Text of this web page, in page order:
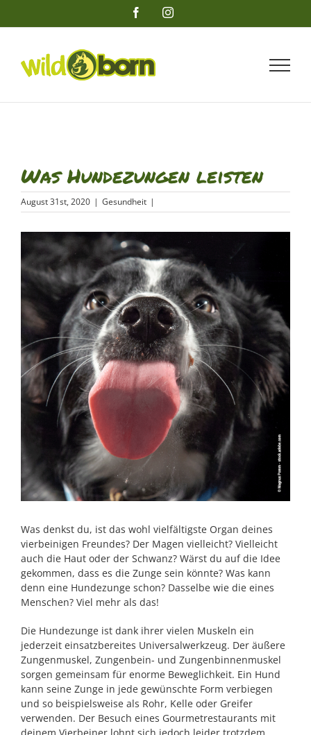
FacebookInstagram
Was Hundezungen leisten
August 31st, 2020 | Gesundheit |
Was denkst du, ist das wohl vielfältigste Organ deines
vierbeinigen Freundes? Der Magen vielleicht? Vielleicht
auch die Haut oder der Schwanz? Wärst du auf die Idee
gekommen, dass es die Zunge sein könnte? Was kann
denn eine Hundezunge schon? Dasselbe wie die eines
Menschen? Viel mehr als das!
Die Hundezunge ist dank ihrer vielen Muskeln ein
jederzeit einsatzbereites Universalwerkzeug. Der äußere
Zungenmuskel, Zungenbein- und Zungenbinnenmuskel
sorgen gemeinsam für enorme Beweglichkeit. Ein Hund
kann seine Zunge in jede gewünschte Form verbiegen
und so beispielsweise als Rohr, Kelle oder Greifer
verwenden. Der Besuch eines Gourmetrestaurants mit